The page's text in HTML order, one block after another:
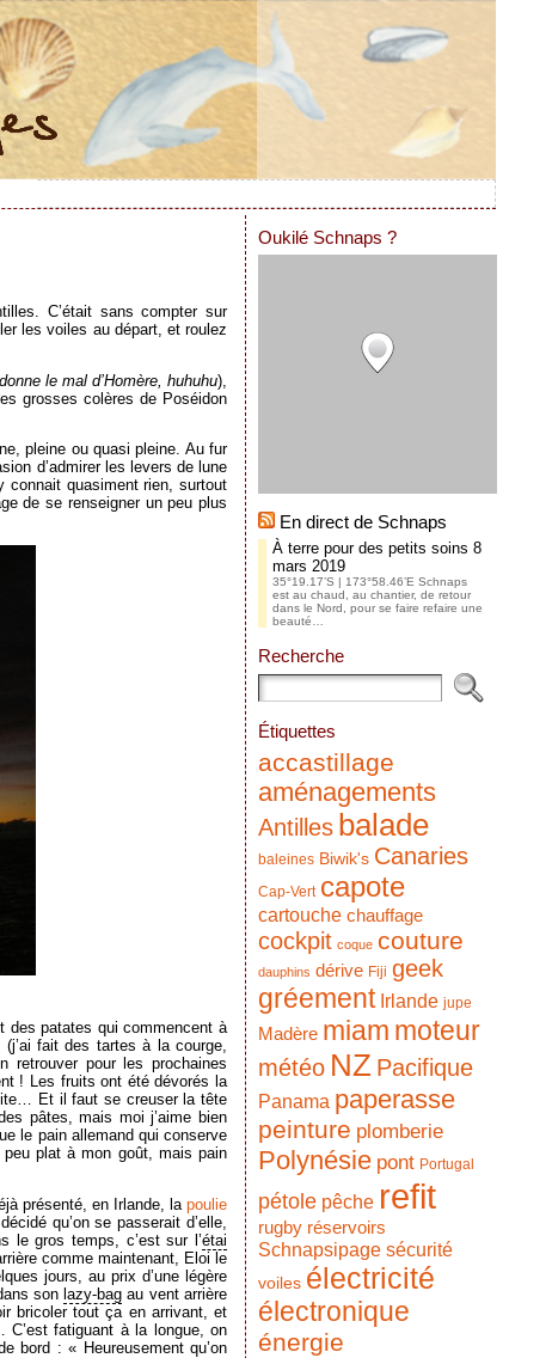
C’était sans compter sur
les voiles au départ, et roulez
le mal d’Homère, huhuhu),
grosses colères de Poséidon
pleine ou quasi pleine. Au fur
d’admirer les levers de lune
connait quasiment rien, surtout
de se renseigner un peu plus
des patates qui commencent à
fait des tartes à la courge,
retrouver pour les prochaines
! Les fruits ont été dévorés la
Et il faut se creuser la tête
pâtes, mais moi j’aime bien
le pain allemand qui conserve
plat à mon goût, mais pain
présenté, en Irlande, lapoulie
qu’on se passerait d’elle,
le gros temps, c’est sur l’étai
comme maintenant, Eloi le
jours, au prix d’une légère
son lazy-bag au vent arrière
bricoler tout ça en arrivant, et
fatiguant à la longue, on
bord : « Heureusement qu’on
Oukilé Schnaps ?
En direct de Schnaps
À terre pour des petits soins 8
mars 2019
35°19.17’S | 173°58.46’E Schnaps
est au chaud, au chantier, de retour
dans le Nord, pour se faire refaire une
beauté…
Recherche
Étiquettes
accastillage
aménagements
Antilles balade
baleines Biwik's Canaries
Cap-Vert capote
cartouche chauffage
cockpit coque couture
dauphins dérive Fiji geek
gréement Irlande jupe
Madère miam moteur
météo NZ Pacifique
Panama paperasse
peinture plomberie
Polynésie pont Portugal
pétole pêche refit
rugby réservoirs
Schnapsipage sécurité
voiles électricité
électronique
énergie